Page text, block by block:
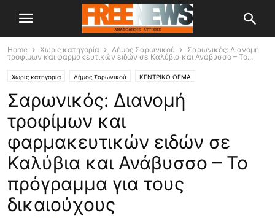
Home Χωρίς κατηγορία Δήμος Σαρωνικού
Σαρωνικός: Διανομή
τροφίμων και φαρμακευτικών ειδών σε Καλύβια και Ανάβυσσο – Το...
Χωρίς κατηγορία Δήμος Σαρωνικού ΚΕΝΤΡΙΚΟ ΘΕΜΑ
Σαρωνικός: Διανομή
τροφίμων και
φαρμακευτικών ειδών σε
Καλύβια και Ανάβυσσο – Το
πρόγραμμα για τους
δικαιούχους